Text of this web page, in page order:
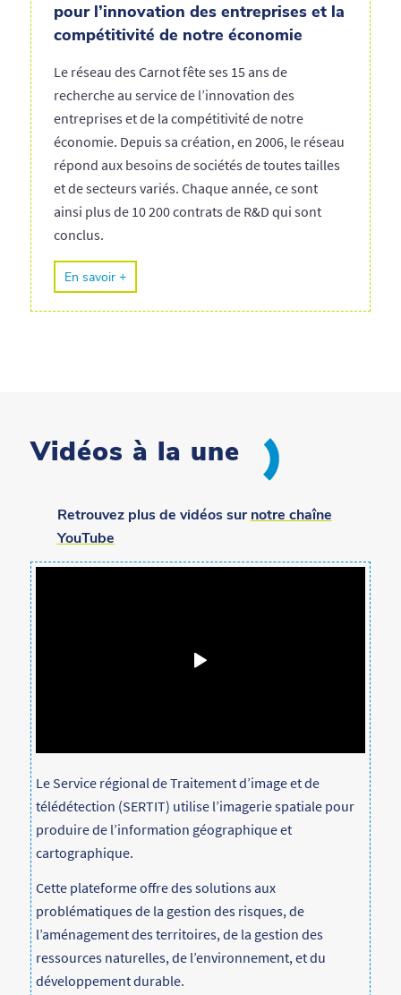
pour l’innovation des entreprises et la
compétitivité de notre économie
Le réseau des Carnot fête ses 15 ans de
recherche au service de l’innovation des
entreprises et de la compétitivité de notre
économie. Depuis sa création, en 2006, le réseau
répond aux besoins de sociétés de toutes tailles
et de secteurs variés. Chaque année, ce sont
ainsi plus de 10 200 contrats de R&D qui sont
conclus.
En savoir +
Vidéos à la une
Retrouvez plus de vidéos surnotre chaîne
YouTube
Le Service régional de Traitement d’image et de
télédétection (SERTIT) utilise l’imagerie spatiale pour
produire de l’information géographique et
cartographique.
Cette plateforme offre des solutions aux
problématiques de la gestion des risques, de
l’aménagement des territoires, de la gestion des
ressources naturelles, de l’environnement, et du
développement durable.